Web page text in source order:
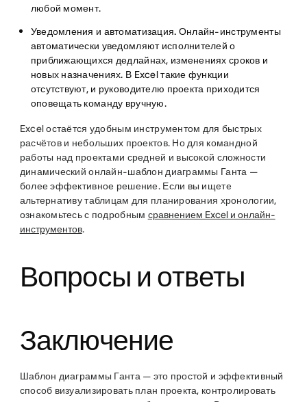
любой момент.
Уведомления и автоматизация. Онлайн-инструменты
автоматически уведомляют исполнителей о
приближающихся дедлайнах, изменениях сроков и
новых назначениях. В Excel такие функции
отсутствуют, и руководителю проекта приходится
оповещать команду вручную.
Excel остаётся удобным инструментом для быстрых
расчётов и небольших проектов. Но для командной
работы над проектами средней и высокой сложности
динамический онлайн-шаблон диаграммы Ганта —
более эффективное решение. Если вы ищете
альтернативу таблицам для планирования хронологии,
ознакомьтесь с подробным сравнением Excel и онлайн-
инструментов.
Вопросы и ответы
Заключение
Шаблон диаграммы Ганта — это простой и эффективный
способ визуализировать план проекта, контролировать